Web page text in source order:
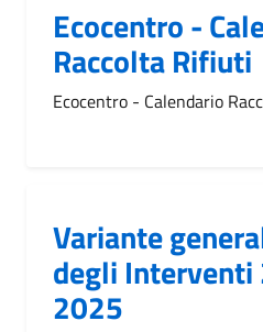
Ecocentro -
Raccolta Rifiuti
Ecocentro - Calendario
Variante
degli
2025